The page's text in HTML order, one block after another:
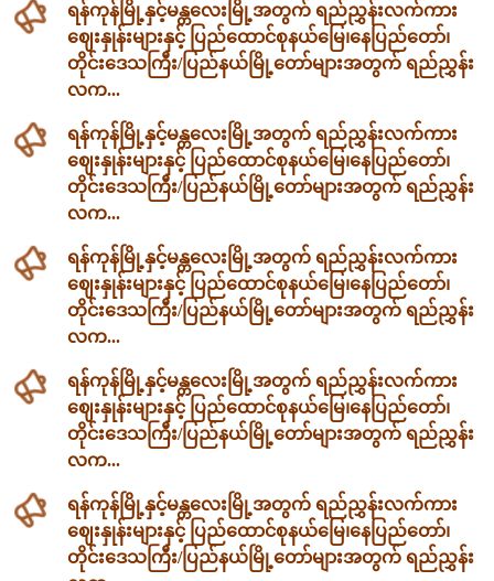
ရန်ကုန်မြို့နှင့်မန္တလေးမြို့အတွက် ရည်ညွှန်းလက်ကား
ဈေးနှုန်းများနှင့် ပြည်ထောင်စုနယ်မြေ၊နေပြည်တော်၊
တိုင်းဒေသကြီး/ပြည်နယ်မြို့တော်များအတွက် ရည်ညွှန်း
လက...
ရန်ကုန်မြို့နှင့်မန္တလေးမြို့အတွက် ရည်ညွှန်းလက်ကား
ဈေးနှုန်းများနှင့် ပြည်ထောင်စုနယ်မြေ၊နေပြည်တော်၊
တိုင်းဒေသကြီး/ပြည်နယ်မြို့တော်များအတွက် ရည်ညွှန်း
လက...
ရန်ကုန်မြို့နှင့်မန္တလေးမြို့အတွက် ရည်ညွှန်းလက်ကား
ဈေးနှုန်းများနှင့် ပြည်ထောင်စုနယ်မြေ၊နေပြည်တော်၊
တိုင်းဒေသကြီး/ပြည်နယ်မြို့တော်များအတွက် ရည်ညွှန်း
လက...
ရန်ကုန်မြို့နှင့်မန္တလေးမြို့အတွက် ရည်ညွှန်းလက်ကား
ဈေးနှုန်းများနှင့် ပြည်ထောင်စုနယ်မြေ၊နေပြည်တော်၊
တိုင်းဒေသကြီး/ပြည်နယ်မြို့တော်များအတွက် ရည်ညွှန်း
လက...
ရန်ကုန်မြို့နှင့်မန္တလေးမြို့အတွက် ရည်ညွှန်းလက်ကား
ဈေးနှုန်းများနှင့် ပြည်ထောင်စုနယ်မြေ၊နေပြည်တော်၊
တိုင်းဒေသကြီး/ပြည်နယ်မြို့တော်များအတွက် ရည်ညွှန်း